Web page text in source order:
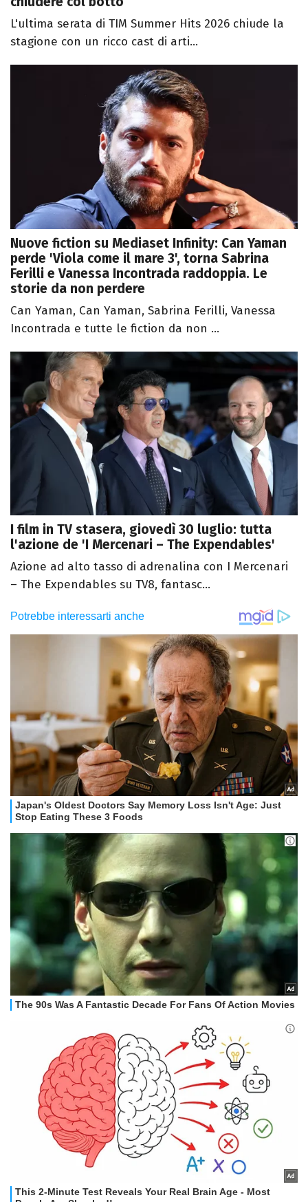
L'ultima serata di TIM Summer Hits 2026 chiude la
stagione con un ricco cast di arti...
Nuove fiction su Mediaset Infinity: Can Yaman
perde 'Viola come il mare 3', torna Sabrina
Ferilli e Vanessa Incontrada raddoppia. Le
storie da non perdere
Can Yaman, Can Yaman, Sabrina Ferilli, Vanessa
Incontrada e tutte le fiction da non ...
I film in TV stasera, giovedì 30 luglio: tutta
l'azione de 'I Mercenari – The Expendables'
Azione ad alto tasso di adrenalina con I Mercenari
– The Expendables su TV8, fantasc...